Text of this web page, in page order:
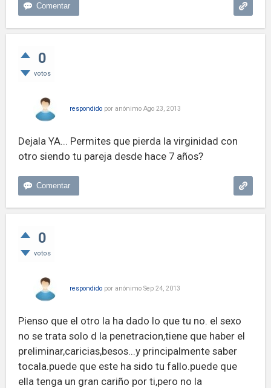
0
votos
respondido por anónimo Ago 23, 2013
Dejala YA... Permites que pierda la virginidad con
otro siendo tu pareja desde hace 7 años?
0
votos
respondido por anónimo Sep 24, 2013
Pienso que el otro la ha dado lo que tu no. el sexo
no se trata solo d la penetracion,tiene que haber el
preliminar,caricias,besos...y principalmente saber
tocala.puede que este ha sido tu fallo.puede que
ella tenga un gran cariño por ti,pero no la